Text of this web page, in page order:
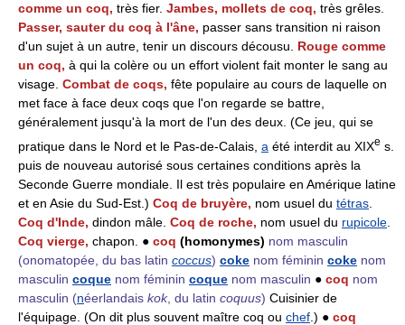
comme un coq, très fier. Jambes, mollets de coq, très grêles.
Passer, sauter du coq à l'âne, passer sans transition ni raison
d'un sujet à un autre, tenir un discours décousu. Rouge comme
un coq, à qui la colère ou un effort violent fait monter le sang au
visage. Combat de coqs, fête populaire au cours de laquelle on
met face à face deux coqs que l'on regarde se battre,
généralement jusqu'à la mort de l'un des deux. (Ce jeu, qui se
pratique dans le Nord et le Pas-de-Calais, a été interdit au XIXe s.
puis de nouveau autorisé sous certaines conditions après la
Seconde Guerre mondiale. Il est très populaire en Amérique latine
et en Asie du Sud-Est.) Coq de bruyère, nom usuel du tétras
Coq d'Inde, dindon mâle. Coq de roche, nom usuel du rupicole
Coq vierge, chapon. ● coq (homonymes) nom masculin
(onomatopée, du bas latin coccus) coke nom féminin coke nom
masculin coque nom féminin coque nom masculin ● coq nom
masculin (néerlandais kok, du latin coquus) Cuisinier de
l'équipage. (On dit plus souvent maître coq ou chef .) ● coq